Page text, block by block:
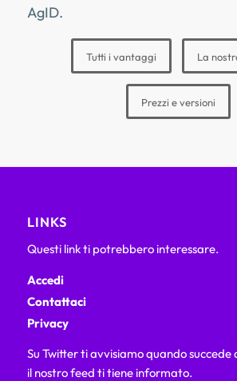
AgID.
Tutti i vantaggi La
Prezzi e versioni
LINKS
Questi link ti potrebbero interessare.
Accedi
Contattaci
Privacy
Su Twitter ti avvisiamo quando
il nostro feed ti tiene informato.